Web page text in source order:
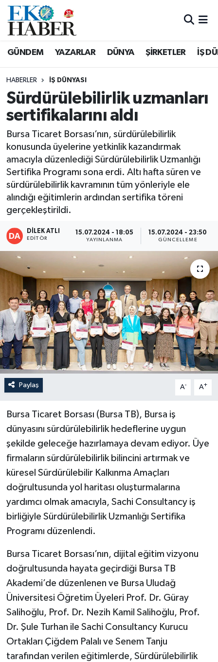
GÜNDEM YAZARLAR DÜNYA ŞİRKETLER İŞ
HABERLER İŞ DÜNYASI
Sürdürülebilirlik uzmanları
sertifikalarını aldı
Bursa Ticaret Borsası’nın, sürdürülebilirlik
konusunda üyelerine yetkinlik kazandırmak
amacıyla düzenlediği Sürdürülebilirlik Uzmanlığı
Sertifika Programı sona erdi. Altı hafta süren ve
sürdürülebilirlik kavramının tüm yönleriyle ele
alındığı eğitimlerin ardından sertifika töreni
gerçekleştirildi.
DİLEK ATLI
EDITÖR
15.07.2024 - 18:05
YAYINLANMA
15.07.2024 - 23:50
GÜNCELLEME
Paylaş A- A+
Bursa Ticaret Borsası (Bursa TB), Bursa iş
dünyasını sürdürülebilirlik hedeflerine uygun
şekilde geleceğe hazırlamaya devam ediyor. Üye
firmaların sürdürülebilirlik bilincini artırmak ve
küresel Sürdürülebilir Kalkınma Amaçları
doğrultusunda yol haritası oluşturmalarına
yardımcı olmak amacıyla, Sachi Consultancy iş
birliğiyle Sürdürülebilirlik Uzmanlığı Sertifika
Programı düzenlendi.
Bursa Ticaret Borsası’nın, dijital eğitim vizyonu
doğrultusunda hayata geçirdiği Bursa TB
Akademi’de düzenlenen ve Bursa Uludağ
Üniversitesi Öğretim Üyeleri Prof. Dr. Güray
Salihoğlu, Prof. Dr. Nezih Kamil Salihoğlu, Prof.
Dr. Şule Turhan ile Sachi Consultancy Kurucu
Ortakları Çiğdem Palalı ve Senem Tanju
tarafından verilen eğitimlerde, Sürdürülebilirlik
Hava Durumu
Tüm Manşetler
Son Dakika Haberleri
Haber Arşivi